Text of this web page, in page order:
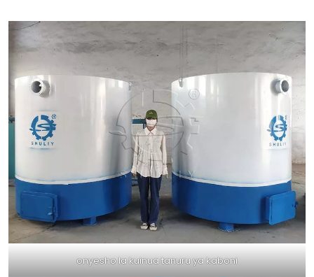
onyesho la kuinua tanuru ya kaboni